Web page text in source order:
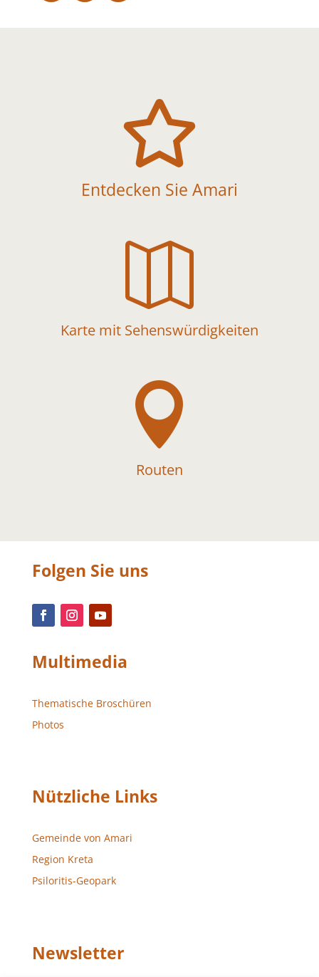

Entdecken Sie Amari

Karte mit Sehenswürdigkeiten

Routen
Folgen Sie uns
Multimedia
Thematische Broschüren
Photos
Nützliche Links
Gemeinde von Amari
Region Kreta
Psiloritis-Geopark
Newsletter